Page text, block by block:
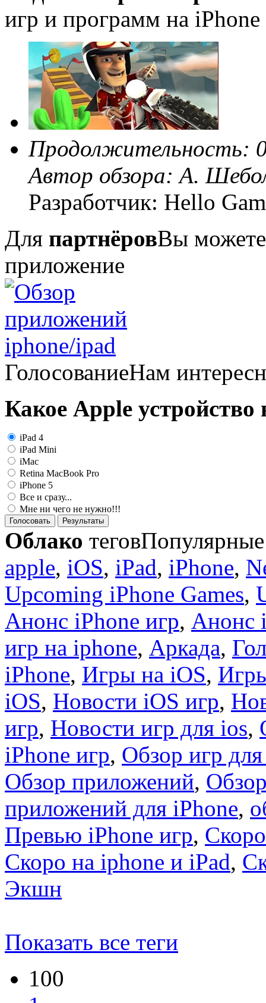
игр и программ на
Продолжительность:
Автор обзора:А.
Разработчик: Hello
Для партнёровВы можете
приложение
ГолосованиеНам
Какое Apple устройство
iPad 4
iPad Mini
iMac
Retina MacBook Pro
iPhone 5
Все и сразу...
Мне ни чего не нужно!!!
Голосовать Результаты
Облако теговПопулярные
apple, iOS, iPad, iPhone,
Upcoming iPhone Games,
Анонс iPhone игр, Анонс
игр на iphone, Аркада,
iPhone, Игры на iOS,
iOS, Новости iOS игр,
игр, Новости игр для ios,
iPhone игр, Обзор игр
Обзор приложений,
приложений для iPhone,
Превью iPhone игр,
Скоро на iphone и iPad,
Экшн
Показать все теги
100